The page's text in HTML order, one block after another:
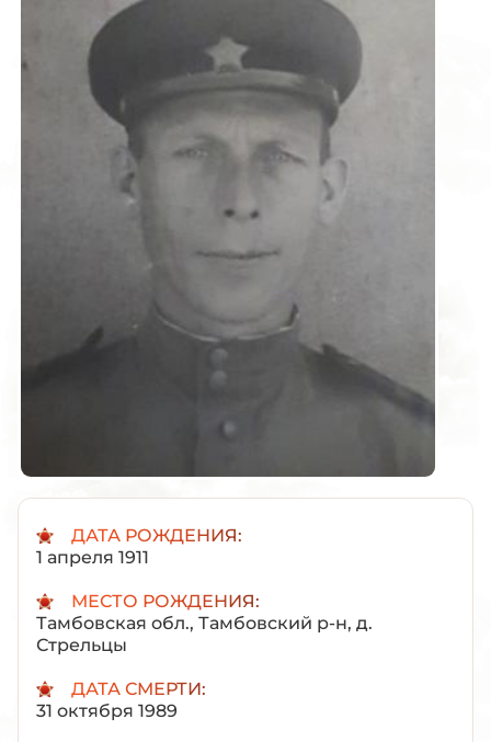
ДАТА РОЖДЕНИЯ:
1 апреля 1911
МЕСТО РОЖДЕНИЯ:
Тамбовская обл., Тамбовский р-н, д.
Стрельцы
ДАТА СМЕРТИ:
31 октября 1989